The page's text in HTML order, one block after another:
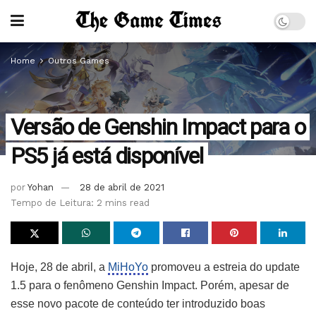
Home Outros Games
Versão de Genshin Impact para o
PS5 já está disponível
por Yohan
28 de abril de 2021
Tempo de Leitura: 2 mins read
Hoje, 28 de abril, a MiHoYo promoveu a estreia do update
1.5 para o fenômeno Genshin Impact. Porém, apesar de
esse novo pacote de conteúdo ter introduzido boas